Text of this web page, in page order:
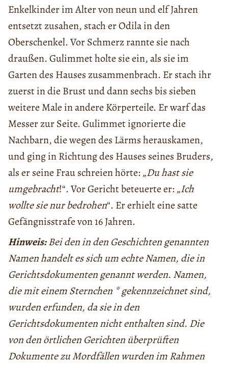
Enkelkinder im Alter von neun und elf Jahren
entsetzt zusahen, stach er Odila in den
Oberschenkel. Vor Schmerz rannte sie nach
draußen. Gulimmet holte sie ein, als sie im
Garten des Hauses zusammenbrach. Er stach ihr
zuerst in die Brust und dann sechs bis sieben
weitere Male in andere Körperteile. Er warf das
Messer zur Seite. Gulimmet ignorierte die
Nachbarn, die wegen des Lärms herauskamen,
und ging in Richtung des Hauses seines Bruders,
als er seine Frau schreien hörte: „Du hast sie
umgebracht!“. Vor Gericht beteuerte er: „Ich
wollte sie nur bedrohen“. Er erhielt eine satte
Gefängnisstrafe von 16 Jahren.
Hinweis:Bei den in den Geschichten genannten
Namen handelt es sich um echte Namen, die in
Gerichtsdokumenten genannt werden. Namen,
die mit einem Sternchen * gekennzeichnet sind,
wurden erfunden, da sie in den
Gerichtsdokumenten nicht enthalten sind. Die
von den örtlichen Gerichten überprüften
Dokumente zu Mordfällen wurden im Rahmen